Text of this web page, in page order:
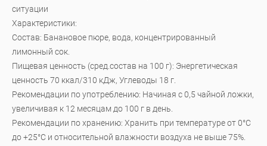
ситуации
Характеристики:
Состав: Банановое пюре, вода, концентрированный
лимонный сок.
Пищевая ценность (сред.состав на 100 г): Энергетическая
ценность 70 ккал/310 кДж, Углеводы 18 г.
Рекомендации по употреблению: Начиная с 0,5 чайной ложки,
увеличивая к 12 месяцам до 100 г в день.
Рекомендации по хранению: Хранить при температуре от 0°С
до +25°С и относительной влажности воздуха не выше 75%.